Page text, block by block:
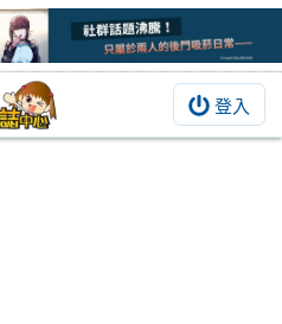
登入